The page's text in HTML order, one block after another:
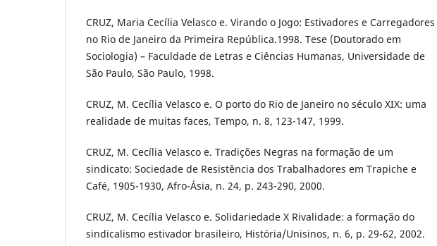
CRUZ, Maria Cecília Velasco e. Virando o Jogo: Estivadores e Carregadores
no Rio de Janeiro da Primeira República.1998. Tese (Doutorado em
Sociologia) – Faculdade de Letras e Ciências Humanas, Universidade de
São Paulo, São Paulo, 1998.
CRUZ, M. Cecília Velasco e. O porto do Rio de Janeiro no século XIX: uma
realidade de muitas faces, Tempo, n. 8, 123-147, 1999.
CRUZ, M. Cecília Velasco e. Tradições Negras na formação de um
sindicato: Sociedade de Resistência dos Trabalhadores em Trapiche e
Café, 1905-1930, Afro-Ásia, n. 24, p. 243-290, 2000.
CRUZ, M. Cecília Velasco e. Solidariedade X Rivalidade: a formação do
sindicalismo estivador brasileiro, História/Unisinos, n. 6, p. 29-62, 2002.